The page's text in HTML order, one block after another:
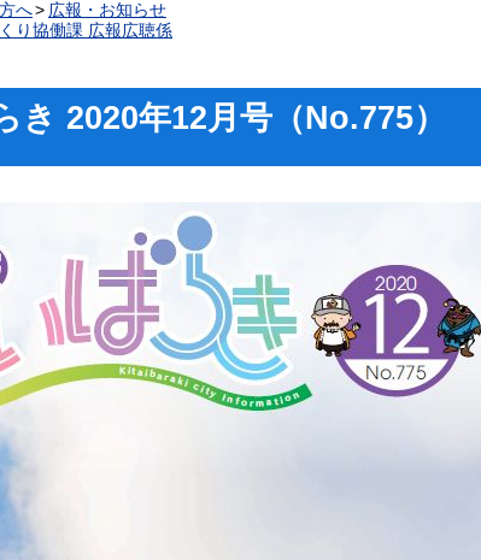
へ
広報・お知らせ
り協働課 広報広聴係
き 2020年12月号（No.775）